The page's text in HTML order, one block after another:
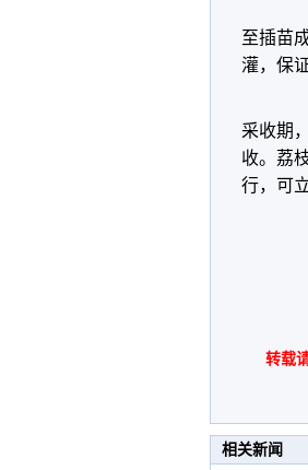
4
至插苗
灌，保
5
采收期
收。荔
行，可
转载
相关新闻